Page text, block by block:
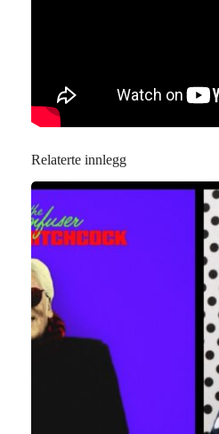
Relaterte innlegg